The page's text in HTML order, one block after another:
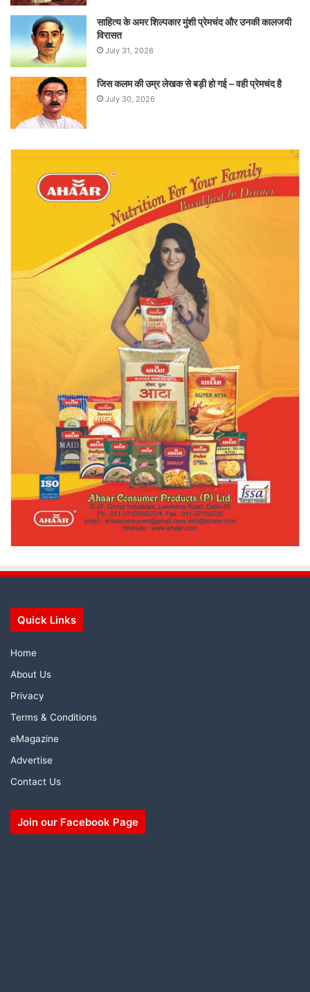
साहित्य के अमर शिल्पकार मुंशी प्रेमचंद और उनकी कालजयी
विरासत
July 31, 2026
जिस कलम की उम्र लेखक से बड़ी हो गई – वही प्रेमचंद है
July 30, 2026
Quick Links
Home
About Us
Privacy
Terms & Conditions
eMagazine
Advertise
Contact Us
Join our Facebook Page